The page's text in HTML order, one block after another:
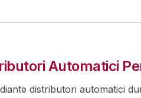
Automatici
distributori automatici